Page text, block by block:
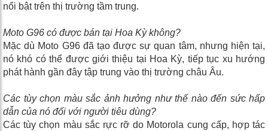
nổi bật trên thị trường tầm trung.
Moto G96 có được bán tại Hoa Kỳ không?
Mặc dù Moto G96 đã tạo được sự quan tâm, nhưng hiện tại,
nó khó có thể được giới thiệu tại Hoa Kỳ, tiếp tục xu hướng
phát hành gần đây tập trung vào thị trường châu Âu.
Các tùy chọn màu sắc ảnh hưởng như thế nào đến sức hấp
dẫn của nó đối với người tiêu dùng?
Các tùy chọn màu sắc rực rỡ do Motorola cung cấp, hợp tác